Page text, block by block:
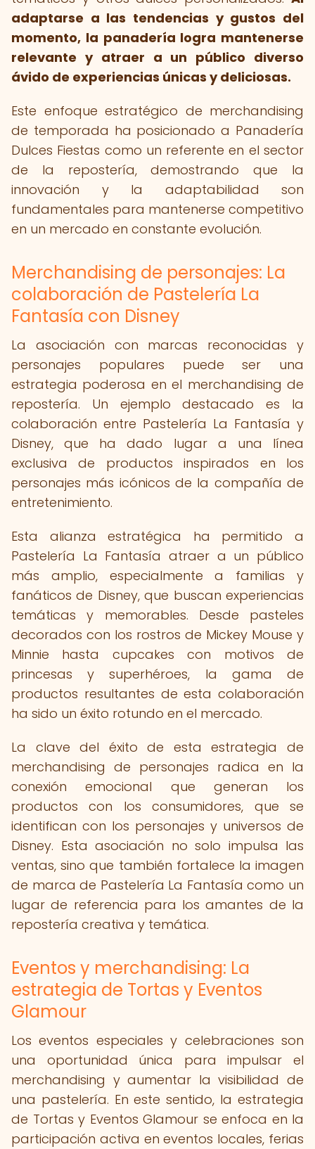
adaptarse a las tendencias y gustos del
momento, la panadería logra mantenerse
relevante y atraer a un público diverso
ávido de experiencias únicas y deliciosas.
Este enfoque estratégico de merchandising
de temporada ha posicionado a Panadería
Dulces Fiestas como un referente en el sector
de la repostería, demostrando que la
innovación y la adaptabilidad son
fundamentales para mantenerse competitivo
en un mercado en constante evolución.
Merchandising de personajes: La
colaboración de Pastelería La
Fantasía con Disney
La asociación con marcas reconocidas y
personajes populares puede ser una
estrategia poderosa en el merchandising de
repostería. Un ejemplo destacado es la
colaboración entre Pastelería La Fantasía y
Disney, que ha dado lugar a una línea
exclusiva de productos inspirados en los
personajes más icónicos de la compañía de
entretenimiento.
Esta alianza estratégica ha permitido a
Pastelería La Fantasía atraer a un público
más amplio, especialmente a familias y
fanáticos de Disney, que buscan experiencias
temáticas y memorables. Desde pasteles
decorados con los rostros de Mickey Mouse y
Minnie hasta cupcakes con motivos de
princesas y superhéroes, la gama de
productos resultantes de esta colaboración
ha sido un éxito rotundo en el mercado.
La clave del éxito de esta estrategia de
merchandising de personajes radica en la
conexión emocional que generan los
productos con los consumidores, que se
identifican con los personajes y universos de
Disney. Esta asociación no solo impulsa las
ventas, sino que también fortalece la imagen
de marca de Pastelería La Fantasía como un
lugar de referencia para los amantes de la
repostería creativa y temática.
Eventos y merchandising: La
estrategia de Tortas y Eventos
Glamour
Los eventos especiales y celebraciones son
una oportunidad única para impulsar el
merchandising y aumentar la visibilidad de
una pastelería. En este sentido, la estrategia
de Tortas y Eventos Glamour se enfoca en la
participación activa en eventos locales, ferias